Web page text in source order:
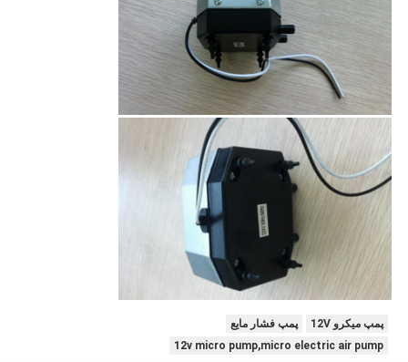
پمپ میکرو 12V
پمپ فشار مایع
12v micro pump,micro electric air pump